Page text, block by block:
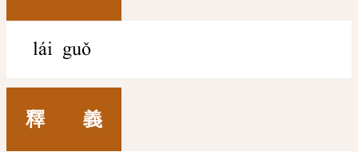
lái guǒ
釋 義